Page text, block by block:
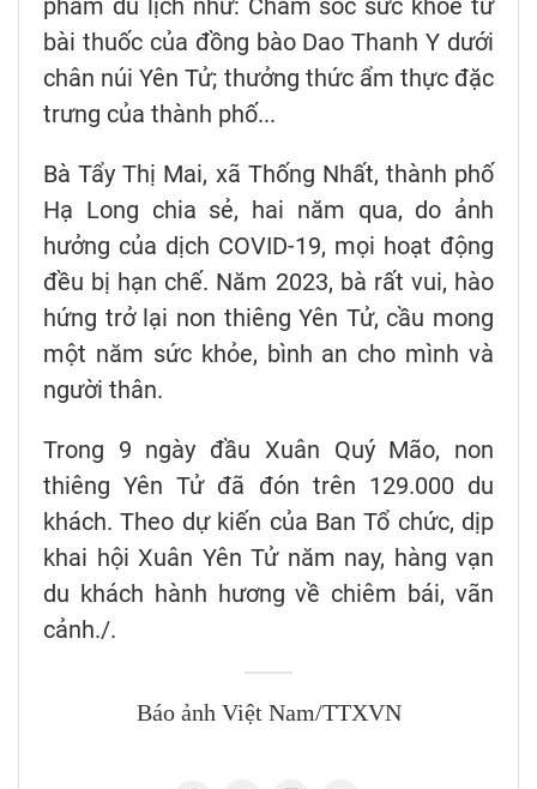
bài thuốc của đồng bào Dao Thanh Y dưới
chân núi Yên Tử; thưởng thức ẩm thực đặc
trưng của thành phố...
Bà Tẩy Thị Mai, xã Thống Nhất, thành phố
Hạ Long chia sẻ, hai năm qua, do ảnh
hưởng của dịch COVID-19, mọi hoạt động
đều bị hạn chế. Năm 2023, bà rất vui, hào
hứng trở lại non thiêng Yên Tử, cầu mong
một năm sức khỏe, bình an cho mình và
người thân.
Trong 9 ngày đầu Xuân Quý Mão, non
thiêng Yên Tử đã đón trên 129.000 du
khách. Theo dự kiến của Ban Tổ chức, dịp
khai hội Xuân Yên Tử năm nay, hàng vạn
du khách hành hương về chiêm bái, vãn
cảnh./.
Báo ảnh Việt Nam/TTXVN